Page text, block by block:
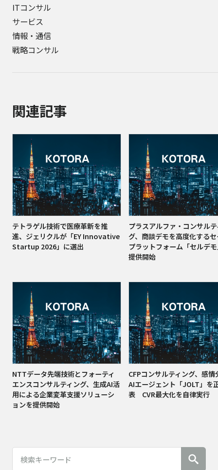
ITコンサル
サービス
情報・通信
戦略コンサル
関連記事
テトラゲル技術で医療革新を推
進、ジェリクルが「EY Innovative
Startup 2026」に選出
プラスアルファ・コンサル
グ、商談デモを高度化する
プラットフォーム「セルデ
提供開始
NTTデータ先端技術とフォーティ
エンスコンサルティング、生成AI活
用による企業変革支援ソリューシ
ョンを提供開始
CFPコンサルティング、感情
AIエージェント「JOLT」を
表 CVR最大化を自律実行